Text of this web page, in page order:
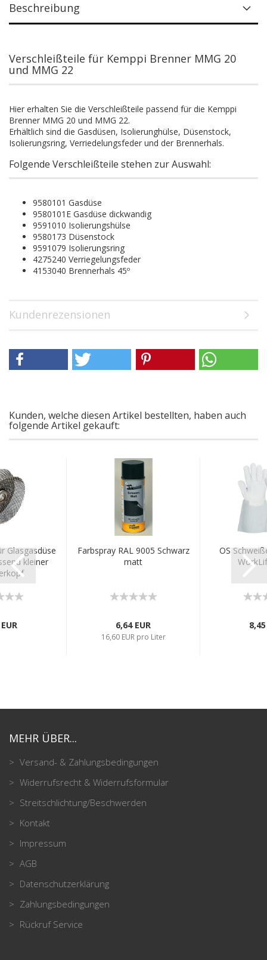
Beschreibung
Verschleißteile für Kemppi Brenner MMG 20
und MMG 22
Hier erhalten Sie die Verschleißteile passend für die Kemppi
Brenner MMG 20 und MMG 22.
Erhältlich sind die Gasdüsen, Isolierunghülse, Düsenstock,
Isolierungsring, Verriedelungsfeder und der Brennerhals.
Folgende Verschleißteile stehen zur Auswahl:
9580101 Gasdüse
9580101E Gasdüse dickwandig
9591010 Isolierungshülse
9580173 Düsenstock
9591079 Isolierungsring
4275240 Verriegelungsfeder
4153040 Brennerhals 45º
Kundenrezensionen
Kunden, welche diesen Artikel bestellten, haben auch
folgende Artikel gekauft:
Glasgasdüse
kleiner
Farbspray RAL 9005 Schwarz
matt
6,64 EUR
16,60 EUR pro Liter
OS
MEHR ÜBER...
Versand- & Zahlungsbedingungen
Widerrufsrecht & Widerrufsformular
Streitschlichtung/Beschwerden
Kontakt
Impressum
AGB
Datenschutzerklärung
Zahlungsbedingungen
Rückruf Service